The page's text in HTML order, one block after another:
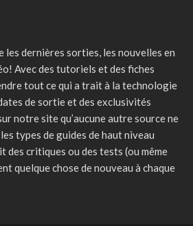
les dernières sorties, les nouvelles en
Avec des tutoriels et des fiches
tout ce qui a trait à la technologie
de sortie et des exclusivités
notre site qu’aucune autre source ne
types de guides de haut niveau
des critiques ou des tests (ou même
quelque chose de nouveau à chaque